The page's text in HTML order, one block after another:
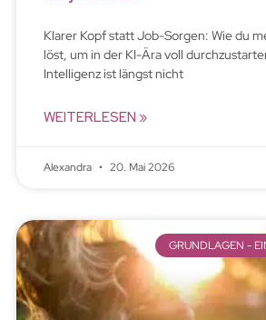
Klarer Kopf statt Job-Sorgen: Wie du
löst, um in der KI-Ära voll
Intelligenz ist längst nicht
WEITERLESEN »
Alexandra 20. Mai 2026
GRUNDLAGEN -